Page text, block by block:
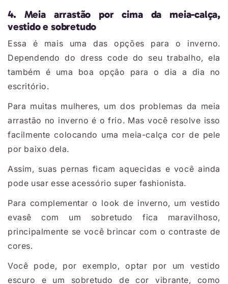
4. Meia arrastão por cima da meia-calça,
vestido e sobretudo
Essa é mais uma das opções para o inverno.
Dependendo do dress code do seu trabalho, ela
também é uma boa opção para o dia a dia no
escritório.
Para muitas mulheres, um dos problemas da meia
arrastão no inverno é o frio. Mas você resolve isso
facilmente colocando uma meia-calça cor de pele
por baixo dela.
Assim, suas pernas ficam aquecidas e você ainda
pode usar esse acessório super fashionista.
Para complementar o look de inverno, um vestido
evasê com um sobretudo fica maravilhoso,
principalmente se você brincar com o contraste de
cores.
Você pode, por exemplo, optar por um vestido
escuro e um sobretudo de cor vibrante, como